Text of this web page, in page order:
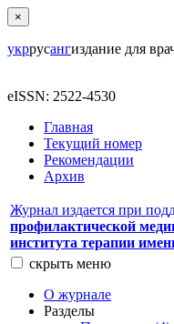
×
укррусангиздание для
eISSN: 2522-4530
Главная
Текущий номер
Рекомендации
Архив
Журнал издается при
профилактической
института терапии
скрыть меню
О журнале
Разделы